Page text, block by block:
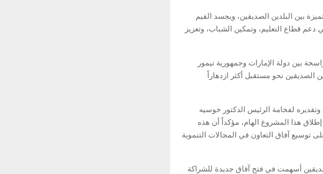
بين البلدين الصديقين، ويجسد القيم
في دعم قطاع التعليم، وتمكين الشباب، وتعزيز
بين دولة الإمارات وجمهورية تيمور
الصديقين نحو مستقبل أكثر ازدهاراً
لفخامة الرئيس الدكتور خوسيه
هذا المشروع الهام، مؤكداً أن هذه
توسيع آفاق التعاون في المجالات التنموية
أسهمت في فتح آفاق جديدة للشراكة